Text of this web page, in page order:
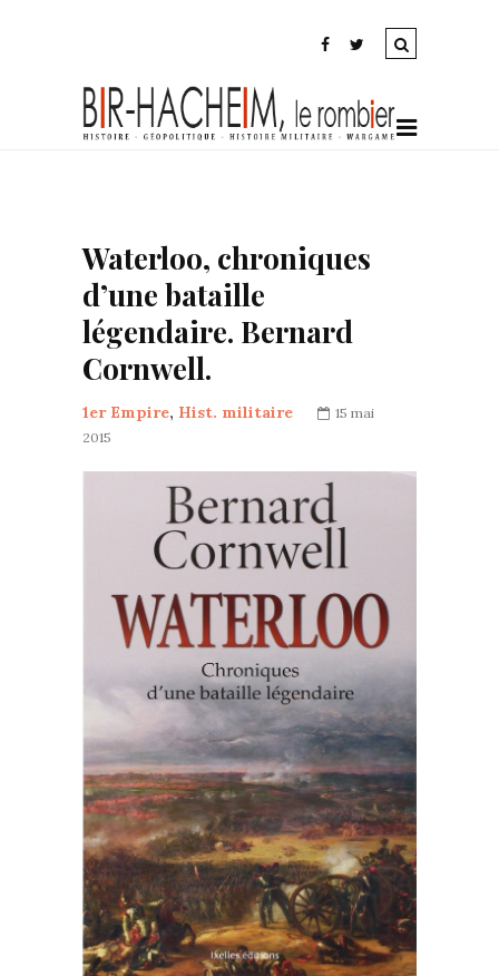
Waterloo, chroniques
d’une bataille
légendaire. Bernard
Cornwell.
1er Empire, Hist. militaire
15 mai
2015